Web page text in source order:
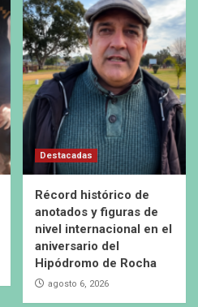
Destacadas
Récord histórico de
anotados y figuras de
nivel internacional en el
aniversario del
Hipódromo de Rocha
agosto 6, 2026